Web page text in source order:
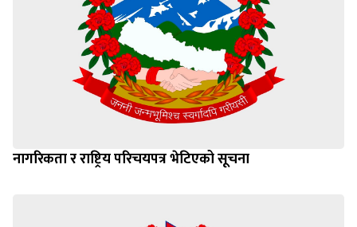
नागरिकता र राष्ट्रिय परिचयपत्र भेटिएको सूचना